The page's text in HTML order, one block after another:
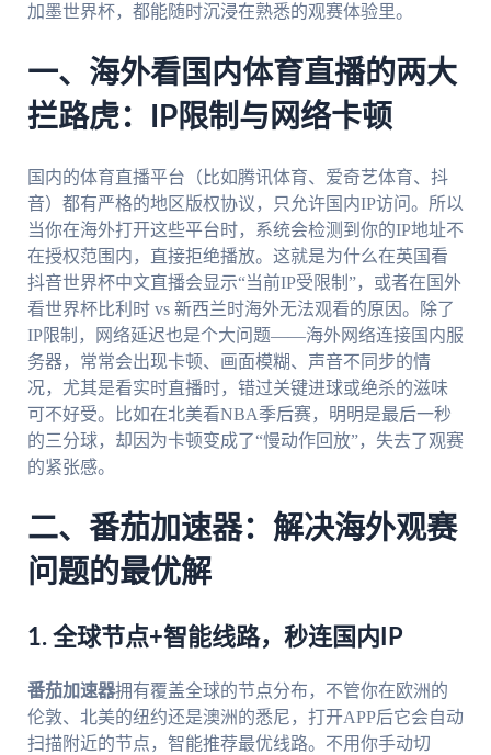
加墨世界杯，都能随时沉浸在熟悉的观赛体验里。
一、海外看国内体育直播的两大
拦路虎：IP限制与网络卡顿
国内的体育直播平台（比如腾讯体育、爱奇艺体育、抖
音）都有严格的地区版权协议，只允许国内IP访问。所以
当你在海外打开这些平台时，系统会检测到你的IP地址不
在授权范围内，直接拒绝播放。这就是为什么在英国看
抖音世界杯中文直播会显示“当前IP受限制”，或者在国外
看世界杯比利时 vs 新西兰时海外无法观看的原因。除了
IP限制，网络延迟也是个大问题——海外网络连接国内服
务器，常常会出现卡顿、画面模糊、声音不同步的情
况，尤其是看实时直播时，错过关键进球或绝杀的滋味
可不好受。比如在北美看NBA季后赛，明明是最后一秒
的三分球，却因为卡顿变成了“慢动作回放”，失去了观赛
的紧张感。
二、番茄加速器：解决海外观赛
问题的最优解
1. 全球节点+智能线路，秒连国内IP
番茄加速器拥有覆盖全球的节点分布，不管你在欧洲的
伦敦、北美的纽约还是澳洲的悉尼，打开APP后它会自动
扫描附近的节点，智能推荐最优线路。不用你手动切